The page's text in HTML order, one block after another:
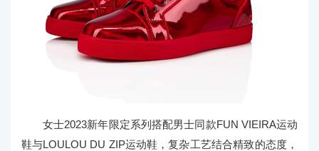
女士2023新年限定系列搭配男士同款FUN VIEIRA运动
鞋与LOULOU DU ZIP运动鞋，复杂工艺结合精致的态度，